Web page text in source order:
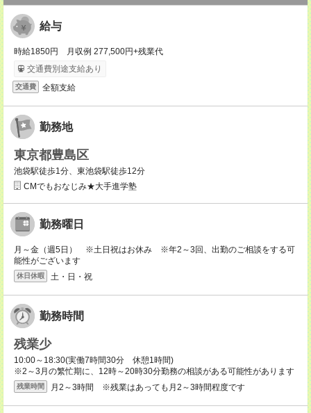
給与
時給1850円 月収例 277,500円+残業代
交通費別途支給あり
交通費 全額支給
勤務地
東京都豊島区
池袋駅徒歩1分、東池袋駅徒歩12分
CMでもおなじみ★大手進学塾
勤務曜日
月～金（週5日） ※土日祝はお休み ※年2～3回、出勤のご相談をする可
能性がございます
休日休暇 土・日・祝
勤務時間
残業少
10:00～18:30(実働7時間30分 休憩1時間)
※2～3月の繁忙期に、12時～20時30分勤務の相談がある可能性があります
残業時間 月2～3時間 ※残業はあっても月2～3時間程度です